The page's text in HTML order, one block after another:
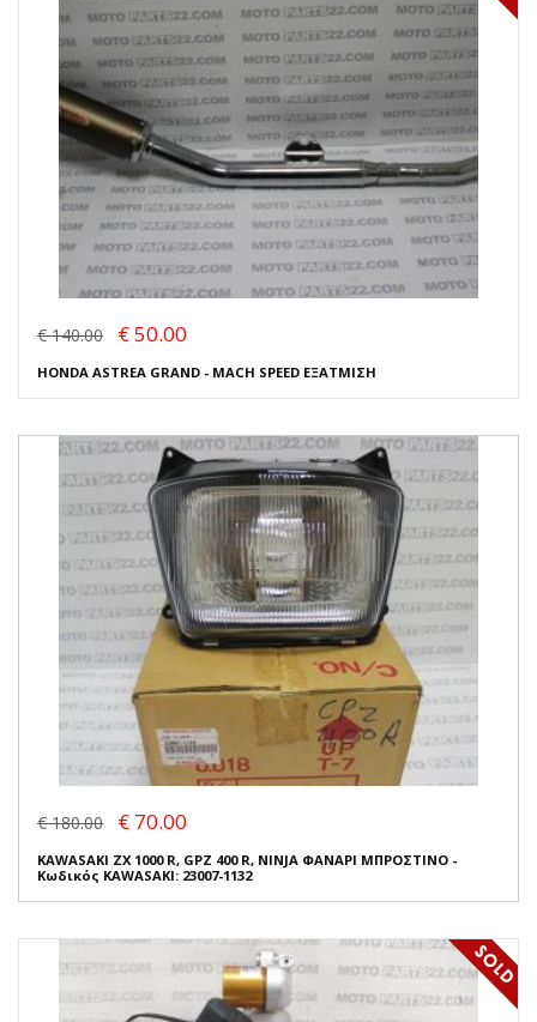
€ 140.00 € 50.00
HONDA ASTREA GRAND - MACH SPEED ΕΞΑΤΜΙΣΗ
€ 180.00 € 70.00
KAWASAKI ZX 1000 R, GPZ 400 R, NINJA ΦΑΝΑΡΙ ΜΠΡΟΣΤΙΝΟ -
Κωδικός KAWASAKI: 23007-1132